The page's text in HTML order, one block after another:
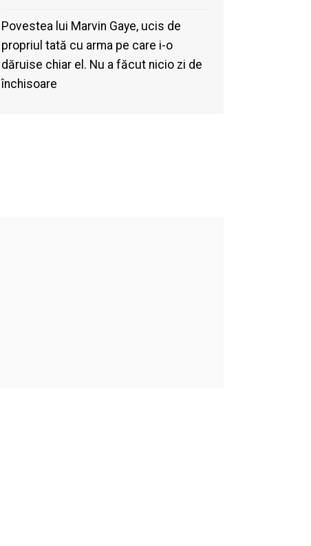
Povestea lui Marvin Gaye, ucis de
propriul tată cu arma pe care i-o
dăruise chiar el. Nu a făcut nicio zi de
închisoare